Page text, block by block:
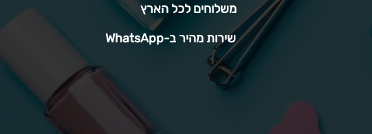
משלוחים לכל הארץ
שירות מהיר ב-WhatsApp